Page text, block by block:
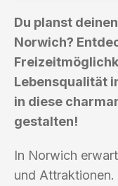
Du planst
Norwich?
Lebensqualität
in diese
gestalten!
In Norwich
und